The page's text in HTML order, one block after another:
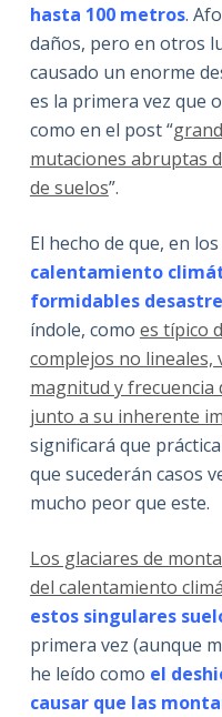
hasta 100 metros.
daños, pero en otros
causado un enorme
es la primera vez que
como en el post “
mutaciones abruptas
de suelos”.
El hecho de que, en
calentamiento
formidables
índole, como es típico
complejos no lineales,
magnitud y frecuencia
junto a su inherente
significará que
que sucederán casos
mucho peor que este.
Los glaciares de
del calentamiento
estos singulares
primera vez (aunque
he leído como el
causar que las